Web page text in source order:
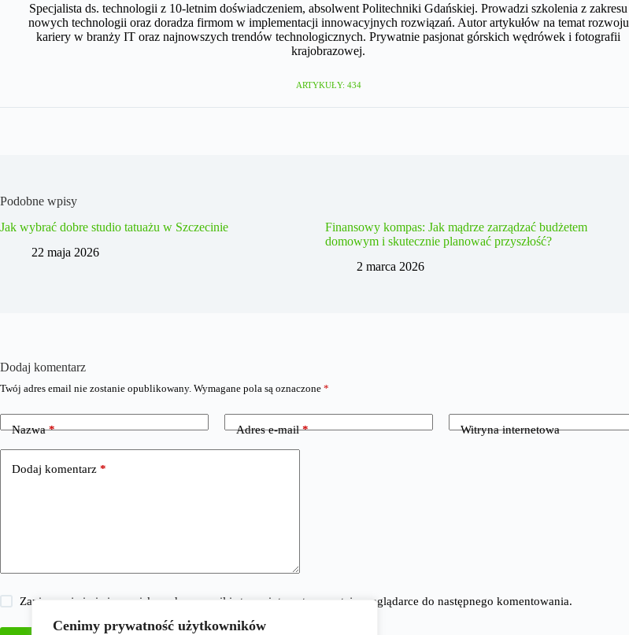
Cenimy prywatność użytkowników
Specjalista ds. technologii z 10-letnim doświadczeniem, absolwent Politechniki Gdańskiej. Prowadzi szkolenia z zakresu
nowych technologii oraz doradza firmom w implementacji innowacyjnych rozwiązań. Autor artykułów na temat rozwoju
kariery w branży IT oraz najnowszych trendów technologicznych. Prywatnie pasjonat górskich wędrówek i fotografii
krajobrazowej.
ARTYKUŁY: 434
Podobne wpisy
Jak wybrać dobre studio tatuażu w Szczecinie
22 maja 2026
Finansowy kompas: Jak mądrze zarządzać budżetem
domowym i skutecznie planować przyszłość?
2 marca 2026
Dodaj komentarz
Twój adres email nie zostanie opublikowany. Wymagane pola są oznaczone *
Nazwa* Adres e-mail* Witryna internetowa
Dodaj komentarz *
Zapisz moje imię i nazwisko, adres e-mail i stronę internetową w tej przeglądarce do następnego komentowania.